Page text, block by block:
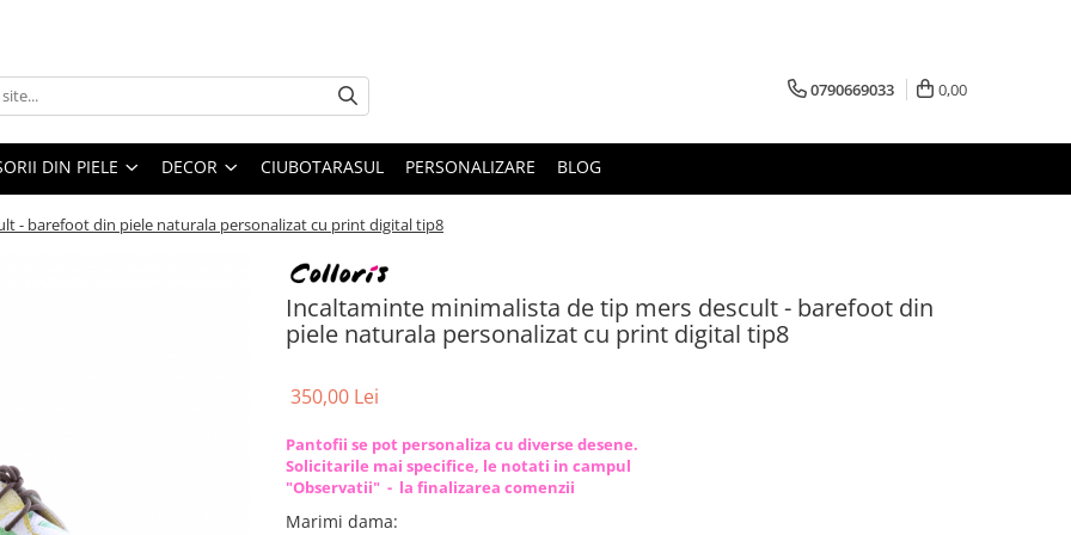
0790669033 0,00
DIN PIELE DECOR CIUBOTARASUL PERSONALIZARE BLOG
- barefoot din piele naturala personalizat cu print digital tip8
Incaltaminte minimalista de tip mers descult - barefoot din
piele naturala personalizat cu print digital tip8
350,00 Lei
Pantofii se pot personaliza cu diverse desene.
Solicitarile mai specifice, le notati in campul
"Observatii" - la finalizarea comenzii
Marimi dama: